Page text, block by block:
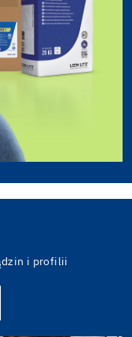
i profilii